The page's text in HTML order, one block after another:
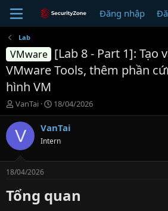
Đăng nhập
Lab
VMware [Lab 8 - Part 1]: Tạo
VMware Tools, thêm phần
hình VM
T
h
r
e
d
s
t
a
r
VanTai
N
g
à
g
18/04/2026
V VanTai
Intern
18/04/2026
Tổng quan